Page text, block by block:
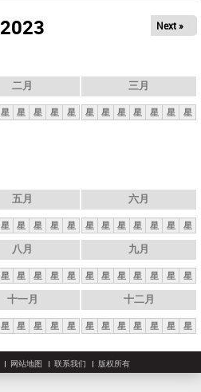
2023 Next »
二月
星 星 星 星 星
三月
星 星 星 星 星 星 星
五月
星 星 星 星 星
六月
星 星 星 星 星 星 星
八月
星 星 星 星 星
九月
星 星 星 星 星 星 星
十一月
星 星 星 星 星
十二月
星 星 星 星 星 星 星
网站地图 联系我们 版权所有